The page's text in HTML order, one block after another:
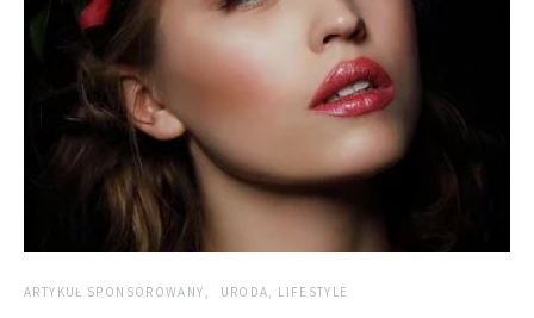
ARTYKUŁ SPONSOROWANY URODA, LIFESTYLE